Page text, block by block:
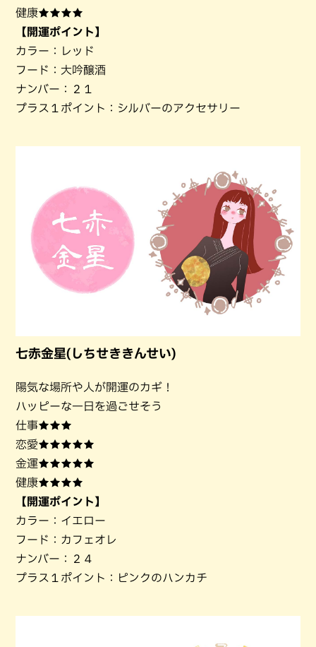
健康★★★★
【開運ポイント】
カラー：レッド
フード：大吟醸酒
ナンバー：２１
プラス１ポイント：シルバーのアクセサリー
七赤金星(しちせききんせい)
陽気な場所や人が開運のカギ！
ハッピーな一日を過ごせそう
仕事★★★
恋愛★★★★★
金運★★★★★
健康★★★★
【開運ポイント】
カラー：イエロー
フード：カフェオレ
ナンバー：２４
プラス１ポイント：ピンクのハンカチ